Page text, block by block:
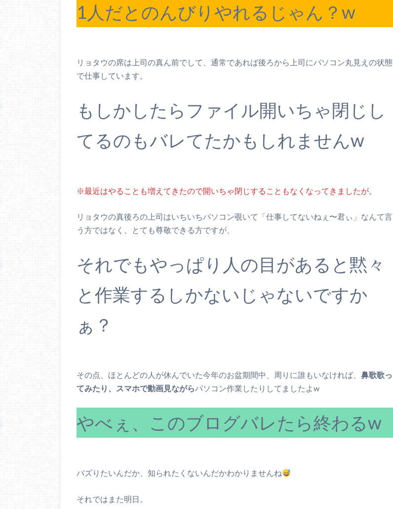
1人だとのんびりやれるじゃん？w
リョタウの席は上司の真ん前でして、通常であれば後ろから上司にパソコン丸見えの状態
で仕事しています。
もしかしたらファイル開いちゃ閉じし
てるのもバレてたかもしれませんw
※最近はやることも増えてきたので開いちゃ閉じすることもなくなってきましたが。
リョタウの真後ろの上司はいちいちパソコン覗いて「仕事してないねぇ〜君ぃ」なんて言
う方ではなく、とても尊敬できる方ですが、
それでもやっぱり人の目があると黙々
と作業するしかないじゃないですか
ぁ？
その点、ほとんどの人が休んでいた今年のお盆期間中、周りに誰もいなければ、 鼻歌歌っ
てみたり、スマホで動画見ながらパソコン作業したりしてましたよw
やべぇ、このブログバレたら終わるw
バズりたいんだか、知られたくないんだかわかりませんね
それではまた明日。